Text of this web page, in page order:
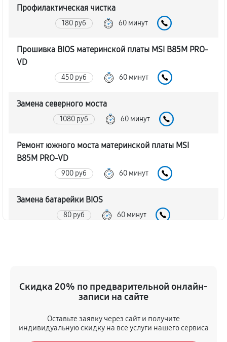
Профилактическая чистка
180 руб 60 минут
Прошивка BIOS материнской платы MSI B85M PRO-
VD
450 руб 60 минут
Замена северного моста
1080 руб 60 минут
Ремонт южного моста материнской платы MSI
B85M PRO-VD
900 руб 60 минут
Замена батарейки BIOS
80 руб 60 минут
Скидка 20% по предварительной онлайн-
записи на сайте
Оставьте заявку через сайт и получите
индивидуальную скидку на все услуги нашего сервиса